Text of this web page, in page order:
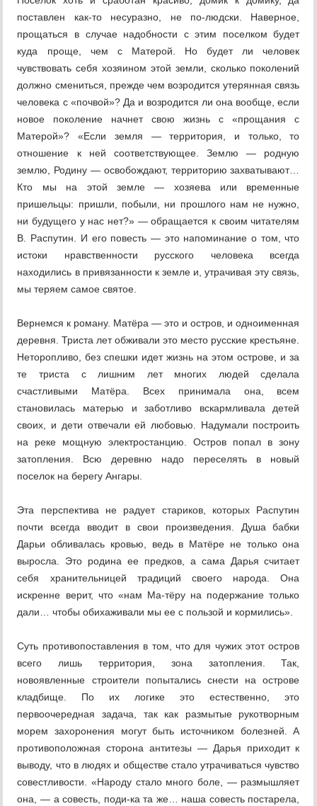
поставлен как-то несуразно, не по-людски. Наверное,
прощаться в случае надобности с этим поселком будет
куда проще, чем с Матерой. Но будет ли человек
чувствовать себя хозяином этой земли, сколько поколений
должно смениться, прежде чем возродится утерянная связь
человека с «почвой»? Да и возродится ли она вообще, если
новое поколение начнет свою жизнь с «прощания с
Матерой»? «Если земля — территория, и только, то
отношение к ней соответствующее. Землю — родную
землю, Родину — освобождают, территорию захватывают…
Кто мы на этой земле — хозяева или временные
пришельцы: пришли, побыли, ни прошлого нам не нужно,
ни будущего у нас нет?» — обращается к своим читателям
В. Распутин. И его повесть — это напоминание о том, что
истоки нравственности русского человека всегда
находились в привязанности к земле и, утрачивая эту связь,
мы теряем самое святое.
Вернемся к роману. Матёра — это и остров, и одноименная
деревня. Триста лет обживали это место русские крестьяне.
Неторопливо, без спешки идет жизнь на этом острове, и за
те триста с лишним лет многих людей сделала
счастливыми Матёра. Всех принимала она, всем
становилась матерью и заботливо вскармливала детей
своих, и дети отвечали ей любовью. Надумали построить
на реке мощную электростанцию. Остров попал в зону
затопления. Всю деревню надо переселять в новый
поселок на берегу Ангары.
Эта перспектива не радует стариков, которых Распутин
почти всегда вводит в свои произведения. Душа бабки
Дарьи обливалась кровью, ведь в Матёре не только она
выросла. Это родина ее предков, а сама Дарья считает
себя хранительницей традиций своего народа. Она
искренне верит, что «нам Ма-тёру на подержание только
дали… чтобы обихаживали мы ее с пользой и кормились».
Суть противопоставления в том, что для чужих этот остров
всего лишь территория, зона затопления. Так,
новоявленные строители попытались снести на острове
кладбище. По их логике это естественно, это
первоочередная задача, так как размытые рукотворным
морем захоронения могут быть источником болезней. А
противоположная сторона антитезы — Дарья приходит к
выводу, что в людях и обществе стало утрачиваться чувство
совестливости. «Народу стало много боле, — размышляет
она, — а совесть, поди-ка та же… наша совесть постарела,